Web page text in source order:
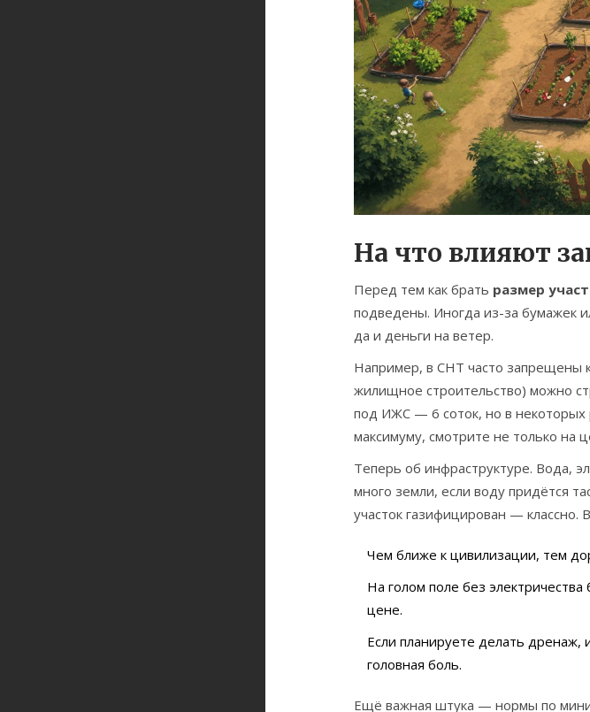
На что влияют
Перед тем как брать размер
подведены. Иногда из-за бумажек
да и деньги на ветер.
Например, в СНТ часто запрещены
жилищное строительство) можно
под ИЖС — 6 соток, но в некоторых
максимуму, смотрите не только на
Теперь об инфраструктуре. Вода,
много земли, если воду придётся
участок газифицирован —
Чем ближе к цивилизации, тем
На голом поле без
цене.
Если планируете делать
головная боль.
Ещё важная штука — нормы по